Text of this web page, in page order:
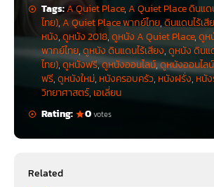
Tags:A Quiet Place,A Quiet Place ดินแด
ไทย),A Quiet Place พากย์ไทย,ดินแดนไร้เสี
หนัง,ดูหนัง 2018,ดูหนัง A Quiet Place,ดูห
พากย์ไทย,ดูหนัง ดินแดนไร้เสียง,ดูหนัง ดินแ
ไทย),ดูหนังฟรี,ดูหนังออนไลน์,ดูหนังออนไล
ฟรี,ดูหนังใหม่, หนังครอบครัว, หนังฝรั่ง,หนั
วิทยาศาสตร์, เอเลี่ยน
Rating:
0votes
Related